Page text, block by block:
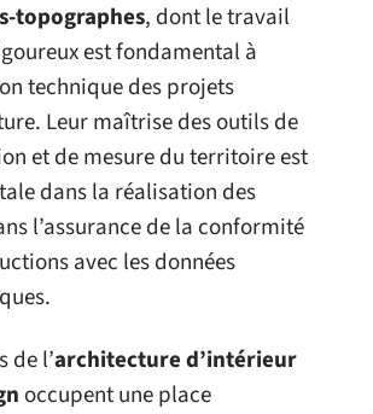
topographes, dont le travail
est fondamental à
technique des projets
Leur maîtrise des outils de
et de mesure du territoire est
dans la réalisation des
l’assurance de la conformité
avec les données
de l’architecture d’intérieur
occupent une place